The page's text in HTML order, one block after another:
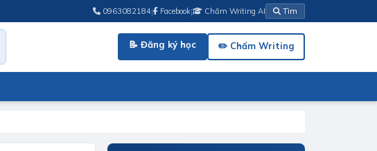
0963082184| Facebook| Chấm Writing AI Tìm
📝 Đăng ký học ✏️ Chấm Writing